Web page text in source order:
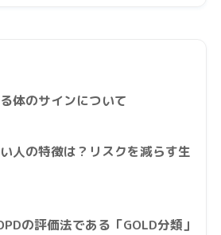
体のサインについて
人の特徴は？リスクを減らす生
の評価法である「GOLD分類」